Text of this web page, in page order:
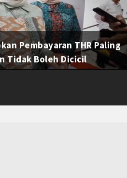
Pembayaran THR Paling
Tidak Boleh Dicicil